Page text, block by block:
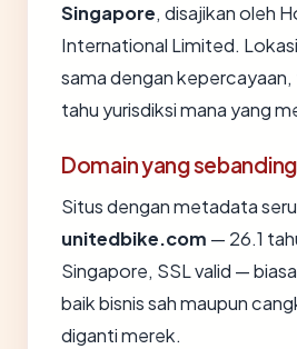
Singapore, disajikan oleh
International Limited.
sama dengan
tahu yurisdiksi mana yang
Domain yang sebanding
Situs dengan metadata
unitedbike.com — 26.1
Singapore, SSL valid —
baik bisnis sah maupun
diganti merek.